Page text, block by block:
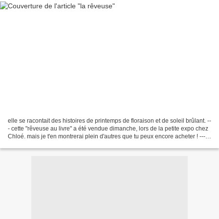
elle se racontait des histoires de printemps de floraison et de soleil brûlant. --
- cette "rêveuse au livre" a été vendue dimanche, lors de la petite expo chez
Chloé. mais je t'en montrerai plein d'autres que tu peux encore acheter ! ---